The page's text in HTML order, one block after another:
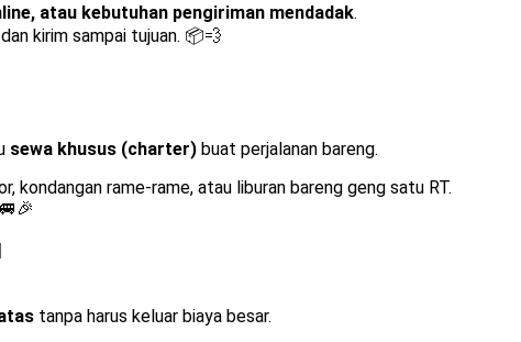
atau kebutuhan pengiriman mendadak.
kirim sampai tujuan. 📦💨
sewa khusus (charter) buat perjalanan bareng.
kondangan rame-rame, atau liburan bareng geng satu RT.
tanpa harus keluar biaya besar.